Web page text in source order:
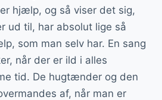
hjælp, og så viser det sig,
ud til, har absolut lige så
som man selv har. En sang
når der er ild i alles
tid. De hugtænder og den
af, når man er